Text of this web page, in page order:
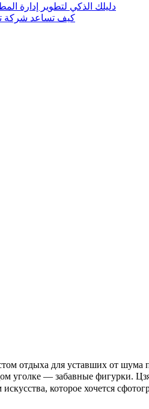
دليلك الذكي لتطوير إدارة
كيف تساعد شركة
отдыха для уставших от шума
уголке — забавные фигурки.
которое хочется